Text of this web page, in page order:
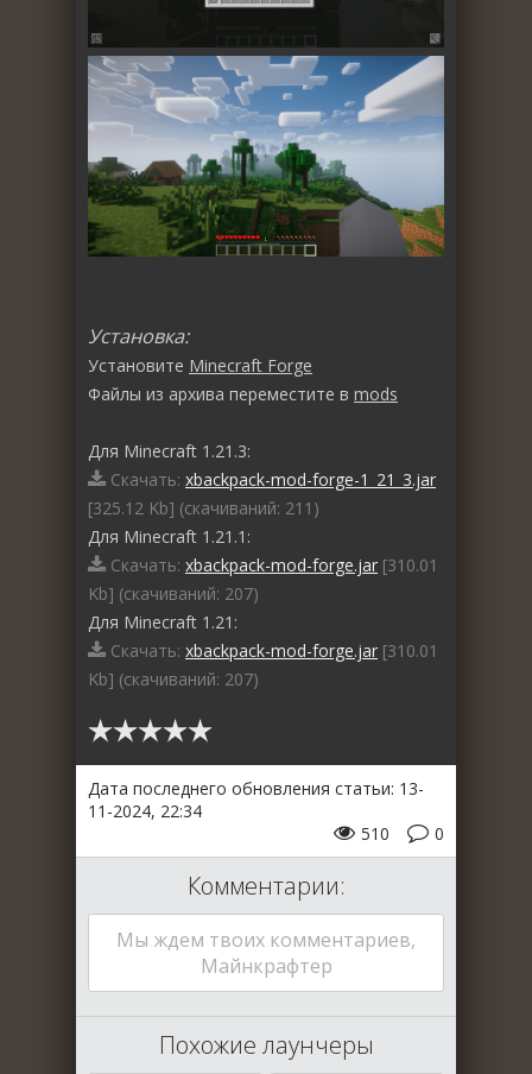
Установка:
Установите Minecraft Forge
Файлы из архива переместите в mods
Для Minecraft 1.21.3:
Скачать: xbackpack-mod-forge-1_21_3.jar
[325.12 Kb] (cкачиваний: 211)
Для Minecraft 1.21.1:
Скачать: xbackpack-mod-forge.jar [310.01
Kb] (cкачиваний: 207)
Для Minecraft 1.21:
Скачать: xbackpack-mod-forge.jar [310.01
Kb] (cкачиваний: 207)
Дата последнего обновления статьи: 13-
11-2024, 22:34
0
510
Комментарии:
Мы ждем твоих комментариев,
Майнкрафтер
Похожие лаунчеры